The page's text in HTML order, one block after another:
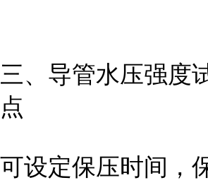
三、 导管水压强度
点
可设定保压时间，